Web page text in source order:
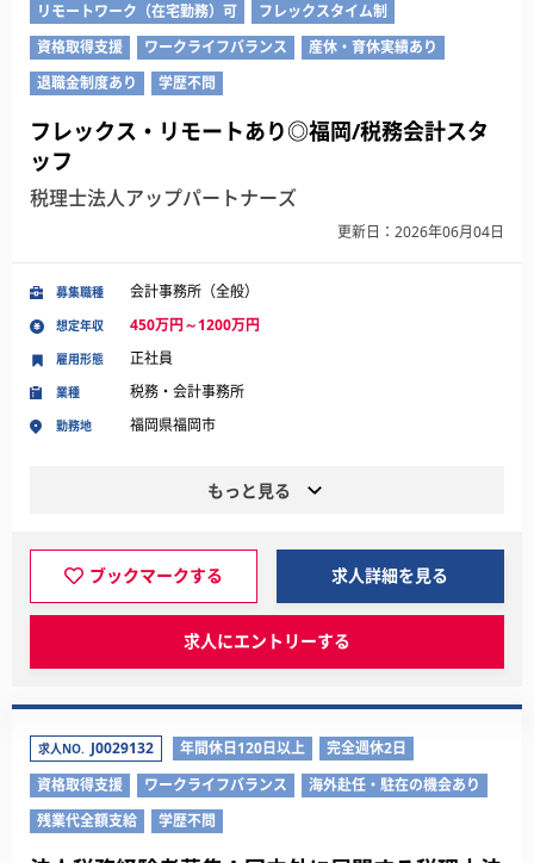
リモートワーク（在宅勤務）可
フレックスタイム制
資格取得支援
ワークライフバランス
産休・育休実績あり
退職金制度あり
学歴不問
フレックス・リモートあり◎福岡/税務会計スタ
ッフ
税理士法人アップパートナーズ
更新日：2026年06月04日
募集職種 会計事務所（全般）
想定年収 450万円～1200万円
業種 税務・会計事務所
勤務地 福岡県福岡市
雇用形態 正社員
もっと見る
ブックマークする 求人詳細を見る
求人にエントリーする
求人NO. J0029132 年間休日120日以上
完全週休2日
資格取得支援
ワークライフバランス
海外赴任・駐在の機会あり
残業代全額支給
学歴不問